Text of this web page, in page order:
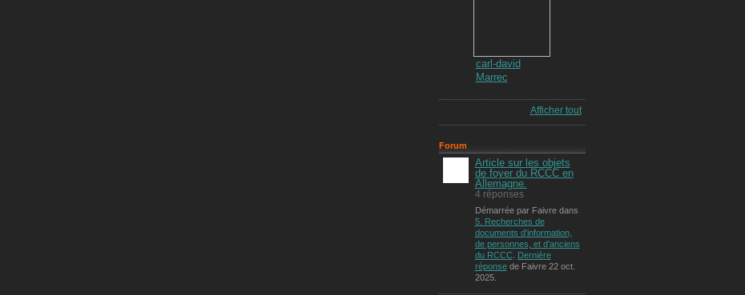
carl-david
Marrec
Afficher tout
Forum
Article sur les objets
de foyer du RCCC en
Allemagne.
4 réponses
Démarrée par Faivre dans
5. Recherches de
documents d'information,
de personnes, et d'anciens
du RCCC. Dernière
réponsede Faivre 22 oct.
2025.